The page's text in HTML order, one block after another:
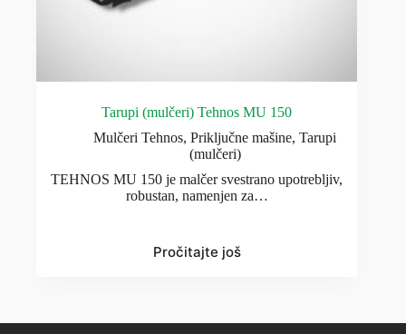
Tarupi (mulčeri) Tehnos MU 150
Mulčeri Tehnos,Priključne mašine,Tarupi
(mulčeri)
TEHNOS MU 150 je malčer svestrano upotrebljiv,
robustan, namenjen za…
Pročitajte još